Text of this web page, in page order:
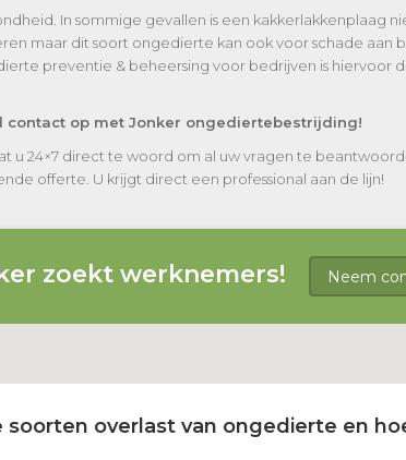
In sommige gevallen is een kakkerlakkenplaag
maar dit soort ongedierte kan ook voor schade aan
preventie & beheersing voor bedrijven is hiervoor
contact op met Jonker ongediertebestrijding!
u 24×7 direct te woord om al uw vragen te
offerte. U krijgt direct een professional aan de lijn!
zoekt werknemers! Neem
overlast van ongedierte en